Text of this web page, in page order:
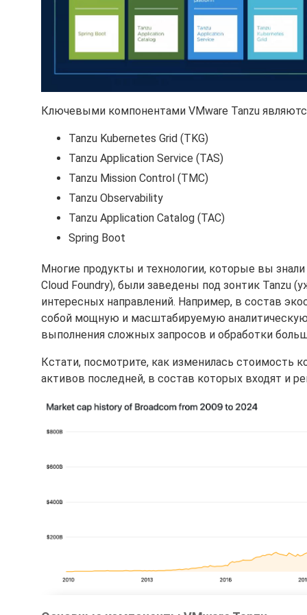
Ключевыми компонентами VMware Tanzu
Tanzu Kubernetes Grid (TKG)
Tanzu Application Service (TAS)
Tanzu Mission Control (TMC)
Tanzu Observability
Tanzu Application Catalog (TAC)
Spring Boot
Многие продукты и технологии, которые вы
Cloud Foundry), были заведены под зонтик Tanzu
интересных направлений. Например, в состав
собой мощную и масштабируемую
выполнения сложных запросов и обработки
Кстати, посмотрите, как изменилась стоимость
активов последней, в состав которых входят и